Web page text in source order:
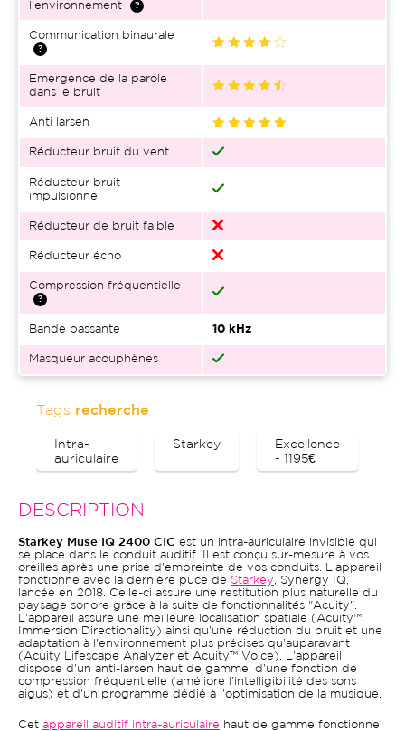
l'environnement
Communication binaurale
Emergence de la parole
dans le bruit
Anti larsen
Réducteur bruit du vent
Réducteur bruit
impulsionnel
Réducteur de bruit faible
Réducteur écho
Compression fréquentielle
Bande passante 10 kHz
Masqueur acouphènes
Tags recherche
Intra-
auriculaire
Starkey
Excellence
- 1195€
DESCRIPTION
Starkey Muse IQ 2400 CIC est un intra-auriculaire invisible qui
se place dans le conduit auditif. Il est conçu sur-mesure à vos
oreilles après une prise d'empreinte de vos conduits. L'appareil
fonctionne avec la dernière puce de Starkey , Synergy IQ,
lancée en 2018. Celle-ci assure une restitution plus naturelle du
paysage sonore grâce à la suite de fonctionnalités "Acuity".
L'appareil assure une meilleure localisation spatiale (Acuity™
Immersion Directionality) ainsi qu'une réduction du bruit et une
adaptation à l'environnement plus précises qu'auparavant
(Acuity Lifescape Analyzer et Acuity™ Voice). L'appareil
dispose d'un anti-larsen haut de gamme, d'une fonction de
compression fréquentielle (améliore l'intelligibilité des sons
aigus) et d'un programme dédié à l'optimisation de la musique.
Cet appareil auditif intra-auriculaire haut de gamme fonctionne